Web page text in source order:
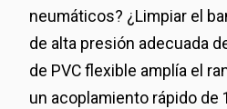
neumáticos? ¿Limpiar el
de alta presión adecuada
de PVC flexible amplía el
un acoplamiento rápido de